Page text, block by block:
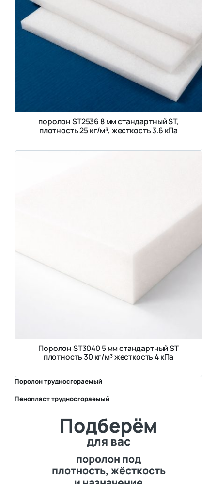
поролон ST2536 8 мм стандартный ST,
плотность 25 кг/м³, жесткость 3.6 кПа
Поролон ST3040 5 мм стандартный ST
плотность 30 кг/м³ жесткость 4 кПа
Поролон трудносгораемый
Пенопласт трудносгораемый
Подберём
для вас
поролон под
плотность, жёсткость